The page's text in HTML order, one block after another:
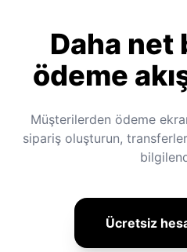
Daha net
ödeme
Müşterilerden ödeme
sipariş oluşturun,
Ücretsiz